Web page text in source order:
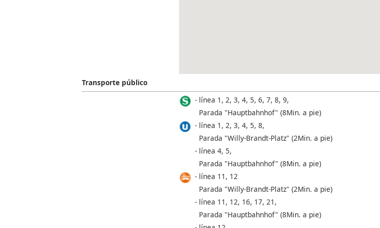
Transporte público
línea 1, 2, 3, 4, 5, 6, 7, 8, 9,
Parada "Hauptbahnhof" (8Min. a pie)
línea 1, 2, 3, 4, 5, 8,
Parada "Willy-Brandt-Platz" (2Min. a pie)
línea 4, 5,
Parada "Hauptbahnhof" (8Min. a pie)
línea 11, 12
Parada "Willy-Brandt-Platz" (2Min. a pie)
línea 11, 12, 16, 17, 21,
Parada "Hauptbahnhof" (8Min. a pie)